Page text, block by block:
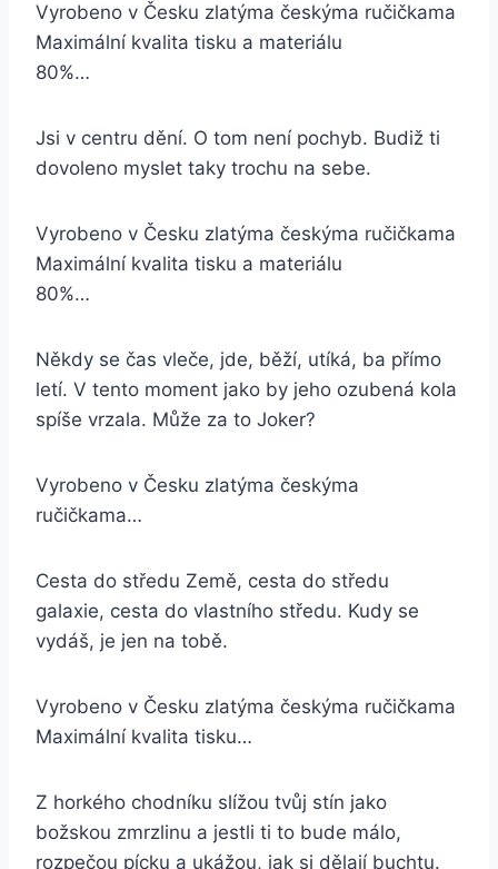
Vyrobeno v Česku zlatýma českýma ručičkama
Maximální kvalita tisku a materiálu
80%…
Jsi v centru dění. O tom není pochyb. Budiž ti
dovoleno myslet taky trochu na sebe.
Vyrobeno v Česku zlatýma českýma ručičkama
Maximální kvalita tisku a materiálu
80%…
Někdy se čas vleče, jde, běží, utíká, ba přímo
letí. V tento moment jako by jeho ozubená kola
spíše vrzala. Může za to Joker?
Vyrobeno v Česku zlatýma českýma
ručičkama…
Cesta do středu Země, cesta do středu
galaxie, cesta do vlastního středu. Kudy se
vydáš, je jen na tobě.
Vyrobeno v Česku zlatýma českýma ručičkama
Maximální kvalita tisku…
Z horkého chodníku slížou tvůj stín jako
božskou zmrzlinu a jestli ti to bude málo,
rozpečou pícku a ukážou, jak si dělají buchtu.